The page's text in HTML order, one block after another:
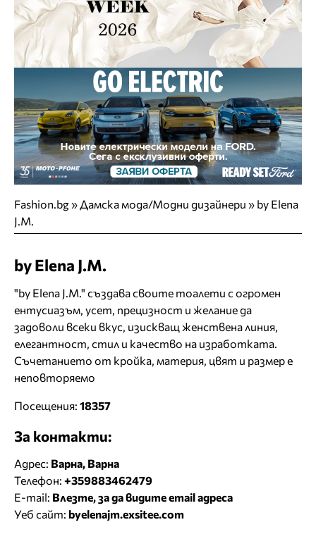
Fashion.bg»Дамска мода/Модни дизайнери » by Elena
J.M.
by Elena J.M.
"by Elena J.M." създава своите тоалети с огромен
ентусиазъм, усет, прецизност и желание да
задоволи всеки вкус, изискващ женствена линия,
елегантност, стил и качество на изработката.
Съчетанието от кройка, материя, цвят и размер е
неповторяемо
Посещения: 18357
За контакти:
Адрес: Варна, Варна
Телефон: +359883462479
E-mail: Влезте, за да видите email адреса
Уеб сайт: byelenajm.exsitee.com